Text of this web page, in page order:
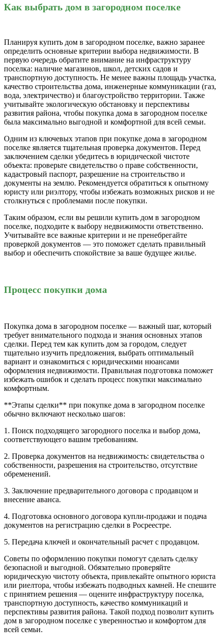
Как выбрать дом в загородном поселке
Планируя купить дом в загородном поселке, важно заранее
определить основные критерии выбора недвижимости. В
первую очередь обратите внимание на инфраструктуру
поселка: наличие магазинов, школ, детских садов и
транспортную доступность. Не менее важны площадь участка,
качество строительства дома, инженерные коммуникации (газ,
вода, электричество) и благоустройство территории. Также
учитывайте экологическую обстановку и перспективы
развития района, чтобы покупка дома в загородном поселке
была максимально выгодной и комфортной для всей семьи.
Одним из ключевых этапов при покупке дома в загородном
поселке является тщательная проверка документов. Перед
заключением сделки убедитесь в юридической чистоте
объекта: проверьте свидетельство о праве собственности,
кадастровый паспорт, разрешение на строительство и
документы на землю. Рекомендуется обратиться к опытному
юристу или риэлтору, чтобы избежать возможных рисков и не
столкнуться с проблемами после покупки.
Таким образом, если вы решили купить дом в загородном
поселке, подходите к выбору недвижимости ответственно.
Учитывайте все важные критерии и не пренебрегайте
проверкой документов — это поможет сделать правильный
выбор и обеспечить спокойствие за ваше будущее жилье.
Процесс покупки дома
Покупка дома в загородном поселке — важный шаг, который
требует внимательного подхода и знания основных этапов
сделки. Перед тем как купить дом за городом, следует
тщательно изучить предложения, выбрать оптимальный
вариант и ознакомиться с юридическими нюансами
оформления недвижимости. Правильная подготовка поможет
избежать ошибок и сделать процесс покупки максимально
комфортным.
**Этапы сделки** при покупке дома в загородном поселке
обычно включают несколько шагов:
1. Поиск подходящего загородного поселка и выбор дома,
соответствующего вашим требованиям.
2. Проверка документов на недвижимость: свидетельства о
собственности, разрешения на строительство, отсутствие
обременений.
3. Заключение предварительного договора с продавцом и
внесение аванса.
4. Подготовка основного договора купли-продажи и подача
документов на регистрацию сделки в Росреестре.
5. Передача ключей и окончательный расчет с продавцом.
Советы по оформлению покупки помогут сделать сделку
безопасной и выгодной. Обязательно проверяйте
юридическую чистоту объекта, привлекайте опытного юриста
или риелтора, чтобы избежать подводных камней. Не спешите
с принятием решения — оцените инфраструктуру поселка,
транспортную доступность, качество коммуникаций и
перспективы развития района. Такой подход позволит купить
дом в загородном поселке с уверенностью и комфортом для
всей семьи.